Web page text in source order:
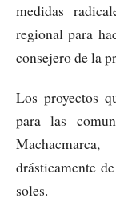
medidas
regional para
consejero de la
Los proyectos
para las
drásticamente
soles.